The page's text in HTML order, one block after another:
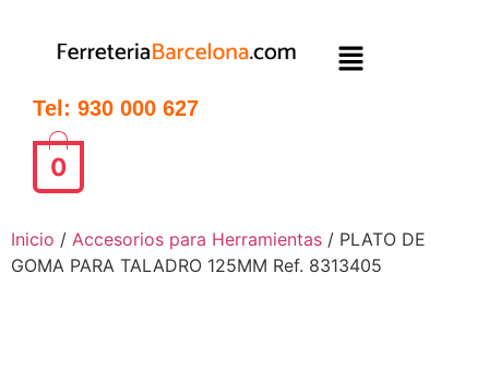
Tel: 930 000 627
0
Inicio / Accesorios para Herramientas / PLATO DE
GOMA PARA TALADRO 125MM Ref. 8313405